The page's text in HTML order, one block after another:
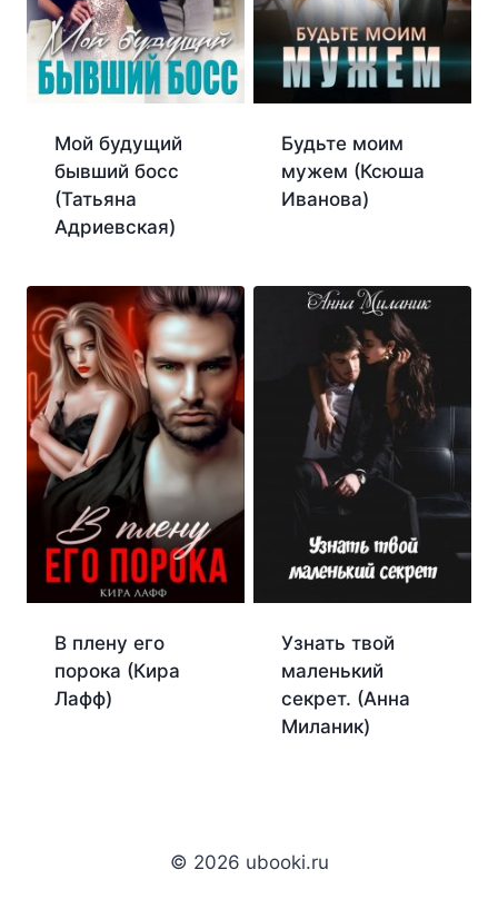
Мой будущий
бывший босс
(Татьяна
Адриевская)
Будьте моим
мужем (Ксюша
Иванова)
В плену его
порока (Кира
Лафф)
Узнать твой
маленький
секрет. (Анна
Миланик)
© 2026 ubooki.ru